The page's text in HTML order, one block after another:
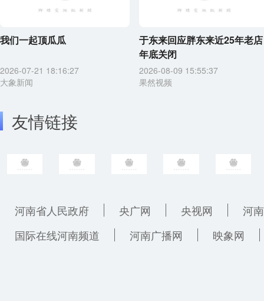
我们一起顶瓜瓜
2026-07-21 18:16:27
大象新闻
于东来回应胖东来近25年老店
年底关闭
2026-08-09 15:55:37
果然视频
友情链接
河南省人民政府 央广网 央视网
河
国际在线河南频道
河南广播网 映象网